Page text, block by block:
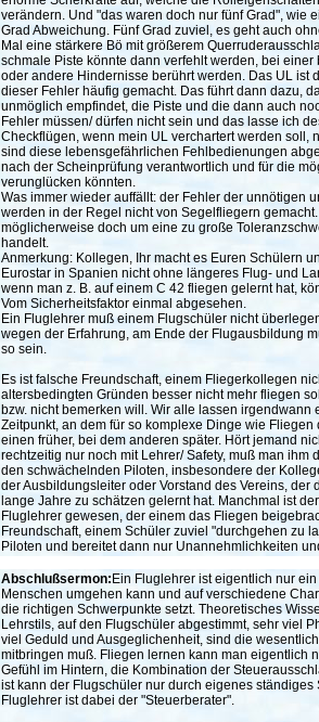
verändern. Und "das waren doch nur fünf Grad", wie
Grad Abweichung. Fünf Grad zuviel, es geht auch
Mal eine stärkere Bö mit größerem
schmale Piste könnte dann verfehlt werden, bei
oder andere Hindernisse berührt werden. Das UL ist
dieser Fehler häufig gemacht. Das führt dann dazu,
unmöglich empfindet, die Piste und die dann auch
Fehler müssen/ dürfen nicht sein und das lasse ich
Checkflügen, wenn mein UL verchartert werden soll,
sind diese lebensgefährlichen Fehlbedienungen
nach der Scheinprüfung verantwortlich und für die
verunglücken könnten.
Was immer wieder auffällt: der Fehler der unnötigen
werden in der Regel nicht von Segelfliegern
möglicherweise doch um eine zu große
handelt.
Anmerkung: Kollegen, Ihr macht es Euren Schülern
Eurostar in Spanien nicht ohne längeres Flug- und
wenn man z. B. auf einem C 42 fliegen gelernt hat,
Vom Sicherheitsfaktor einmal abgesehen.
Ein Fluglehrer muß einem Flugschüler nicht
wegen der Erfahrung, am Ende der Flugausbildung
so sein.
Es ist falsche Freundschaft, einem Fliegerkollegen
altersbedingten Gründen besser nicht mehr fliegen
bzw. nicht bemerken will. Wir alle lassen irgendwann
Zeitpunkt, an dem für so komplexe Dinge wie
einen früher, bei dem anderen später. Hört jemand
rechtzeitig nur noch mit Lehrer/ Safety, muß man ihm
den schwächelnden Piloten, insbesondere der
der Ausbildungsleiter oder Vorstand des Vereins,
lange Jahre zu schätzen gelernt hat. Manchmal ist
Fluglehrer gewesen, der einem das Fliegen
Freundschaft, einem Schüler zuviel "durchgehen zu
Piloten und bereitet dann nur Unannehmlichkeiten
Abschlußsermon: Ein Fluglehrer ist eigentlich nur
Menschen umgehen kann und auf verschiedene
die richtigen Schwerpunkte setzt. Theoretisches
Lehrstils, auf den Flugschüler abgestimmt, sehr viel
viel Geduld und Ausgeglichenheit, sind die
mitbringen muß. Fliegen lernen kann man eigentlich
Gefühl im Hintern, die Kombination der
ist kann der Flugschüler nur durch eigenes
Fluglehrer ist dabei der "Steuerberater".